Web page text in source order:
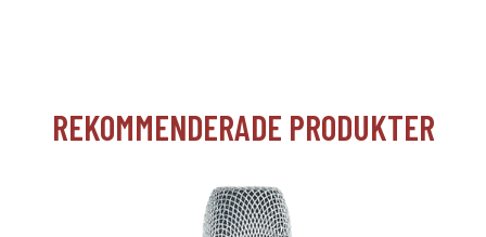
REKOMMENDERADE PRODUKTER